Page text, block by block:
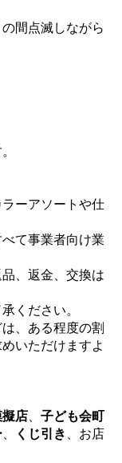
間点滅しながら
ーアソートや仕
て事業者向け業
、返金、交換は
ください。
、ある程度の割
いただけますよ
店 子ども会町
くじ引き
、お店